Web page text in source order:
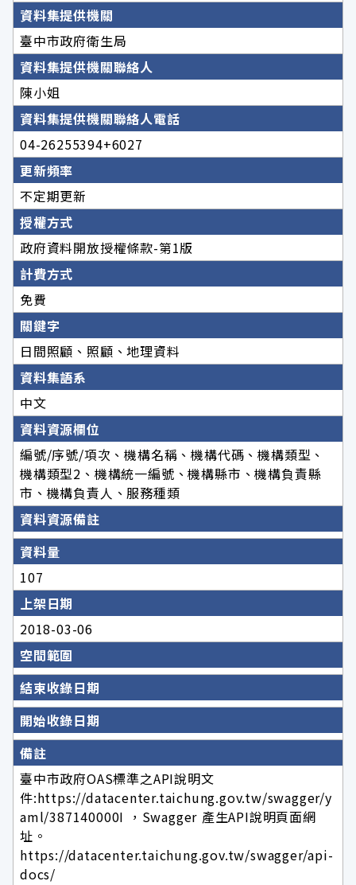
資料集提供機關
臺中市政府衛生局
資料集提供機關聯絡人
陳小姐
資料集提供機關聯絡人電話
04-26255394+6027
更新頻率
不定期更新
授權方式
政府資料開放授權條款-第1版
計費方式
免費
關鍵字
日間照顧、照顧、地理資料
資料集語系
中文
資料資源欄位
編號/序號/項次、機構名稱、機構代碼、機構類型、
機構類型2、機構統一編號、機構縣市、機構負責縣
市、機構負責人、服務種類
資料資源備註
資料量
107
上架日期
2018-03-06
空間範圍
結束收錄日期
開始收錄日期
備註
臺中市政府OAS標準之API說明文
件:https://datacenter.taichung.gov.tw/swagger/y
aml/387140000I ，Swagger 產生API說明頁面網
址。
https://datacenter.taichung.gov.tw/swagger/api-
docs/